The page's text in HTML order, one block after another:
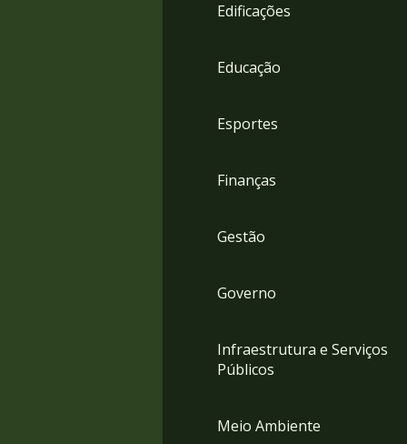
Edificações
Educação
Esportes
Finanças
Gestão
Governo
Infraestrutura e Serviços
Públicos
Meio Ambiente